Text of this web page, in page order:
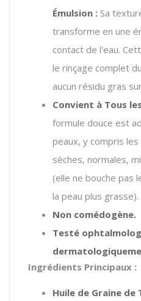
Émulsion : Sa
transforme en une
contact de l'eau.
le rinçage complet
aucun résidu gras
Convient à Tous
formule douce est
peaux, y compris
sèches, normales,
(elle ne bouche pas
la peau plus grasse).
Non comédogène.
Testé
Ingrédients Principaux :
Huile de Graine